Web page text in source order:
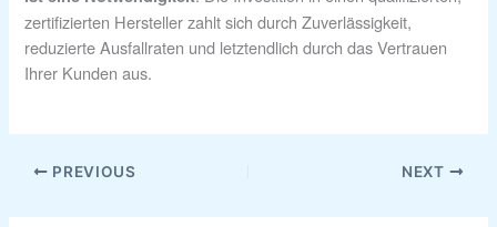
zertifizierten Hersteller zahlt sich durch Zuverlässigkeit,
reduzierte Ausfallraten und letztendlich durch das Vertrauen
Ihrer Kunden aus.
PREVIOUS NEXT